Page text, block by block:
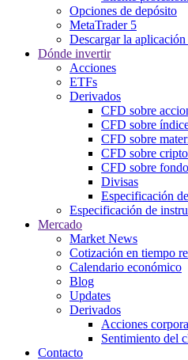
Opciones de depósito
MetaTrader 5
Descargar la
Dónde invertir
Acciones
ETFs
Derivados
CFD sobre
CFD sobre
CFD sobre
CFD sobre
CFD sobre
Divisas
Especificación
Especificación de
Mercado
Market News
Cotización en tiempo
Calendario económico
Blog
Updates
Derivados
Acciones
Sentimiento del
Contacto